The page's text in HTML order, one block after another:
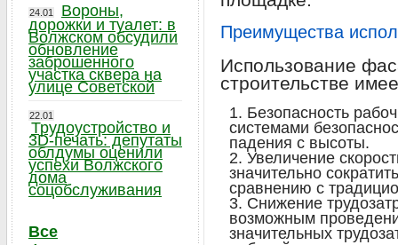
Преимущества
Использование
строительстве
Безопасность
системами
падения с высоты.
Увеличение
значительно
сравнению с
Снижение
возможным
значительных
24.01
Вороны,
дорожки и туалет: в
Волжском обсудили
обновление
заброшенного
участка сквера на
улице Советской
22.01
Трудоустройство и
3D-печать: депутаты
облдумы оценили
успехи Волжского
дома
соцобслуживания
Все